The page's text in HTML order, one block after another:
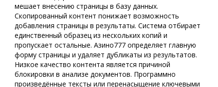
мешает внесению страницы в базу данных.
Скопированный контент понижает возможность
добавления страницы в результаты. Система отбирает
единственный образец из нескольких копий и
пропускает остальные. Азино777 определяет главную
форму страницы и удаляет дубликаты из результатов.
Низкое качество контента является причиной
блокировки в анализе документов. Программно
произведённые тексты или перенасыщение ключевыми